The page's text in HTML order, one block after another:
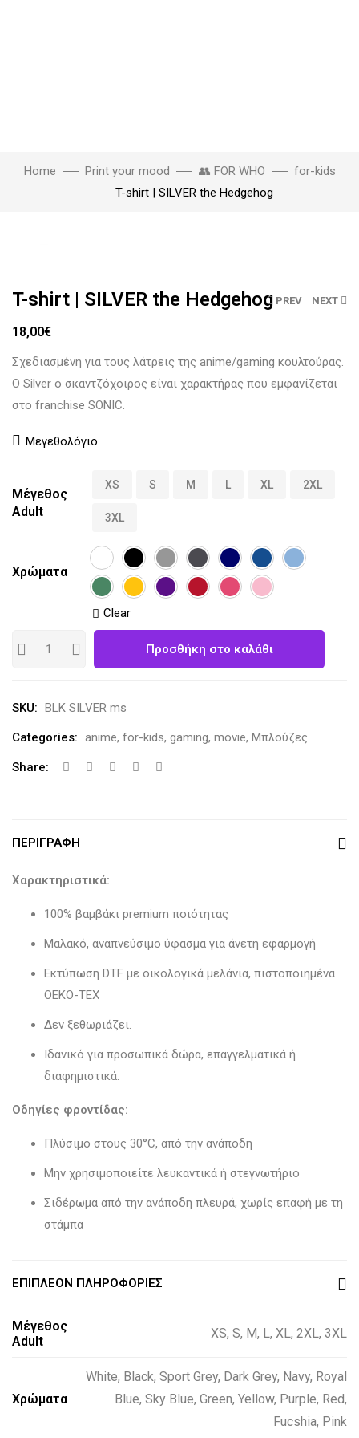
Home Print your mood 👥 FOR WHO
for-kids
T-shirt | SILVER the Hedgehog
PREV NEXT
T-shirt | SILVER the Hedgehog
18,00€
Σχεδιασμένη για τους λάτρεις της anime/gaming κουλτούρας.
Ο Silver ο σκαντζόχοιρος είναι χαρακτήρας που εμφανίζεται
στο franchise SONIC.
Μεγεθολόγιο
Μέγεθος
Adult
XS S M L XL 2XL
3XL
Χρώματα
Clear
Προσθήκη στο καλάθι
SKU: BLK SILVER ms
Categories: anime, for-kids, gaming, movie, Μπλούζες
Share:
ΠΕΡΙΓΡΑΦΉ
Χαρακτηριστικά:
100% βαμβάκι premium ποιότητας
Μαλακό, αναπνεύσιμο ύφασμα για άνετη εφαρμογή
Εκτύπωση DTF με οικολογικά μελάνια, πιστοποιημένα
OEKO-TEX
Δεν ξεθωριάζει.
Ιδανικό για προσωπικά δώρα, επαγγελματικά ή
διαφημιστικά.
Οδηγίες φροντίδας:
Πλύσιμο στους 30°C, από την ανάποδη
Μην χρησιμοποιείτε λευκαντικά ή στεγνωτήριο
Σιδέρωμα από την ανάποδη πλευρά, χωρίς επαφή με τη
στάμπα
ΕΠΙΠΛΈΟΝ ΠΛΗΡΟΦΟΡΊΕΣ
Μέγεθος
Adult
XS, S, M, L, XL, 2XL, 3XL
Χρώματα
White, Black, Sport Grey, Dark Grey, Navy, Royal
Blue, Sky Blue, Green, Yellow, Purple, Red,
Fucshia, Pink